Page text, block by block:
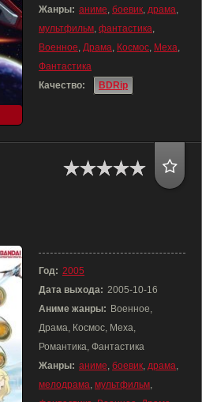
Жанры: аниме, боевик, драма,
мультфильм, фантастика,
Военное, Драма, Космос, Меха,
Фантастика
Качество:
BDRip
Год: 2005
Дата выхода: 2005-10-16
Аниме жанры: Военное,
Драма, Космос, Меха,
Романтика, Фантастика
Жанры: аниме, боевик, драма,
мелодрама, мультфильм,